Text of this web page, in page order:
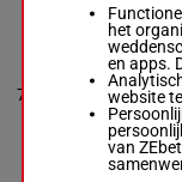
7
WILDANDFREE
Ronnie Wrenn Jr.-
Lester Mullet
M/6 - 1600m
0a 2a 3a 2a 2a
het
en apps.
website
van